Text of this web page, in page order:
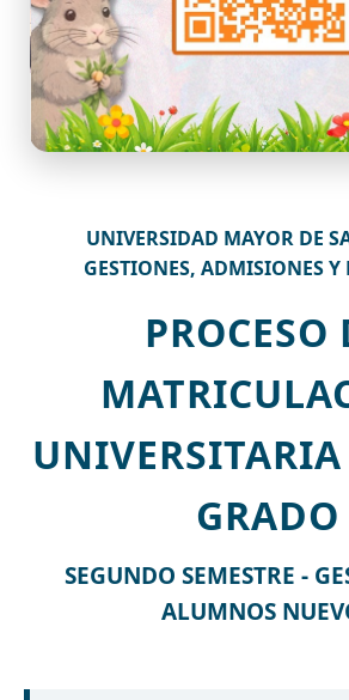
UNIVERSIDAD MAYOR DE
GESTIONES, ADMISIONES Y
PROCESO
UNIVERSITARIA
GRADO
SEGUNDO SEMESTRE -
ALUMNOS